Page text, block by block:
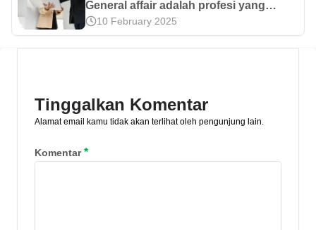
General affair adalah profesi yang
bertanggung jawab terhadap kegiatan
operasional perusahaan. Simak
10 February 2025
Tinggalkan Komentar
Alamat email kamu tidak akan terlihat oleh pengunjung lain.
Komentar*